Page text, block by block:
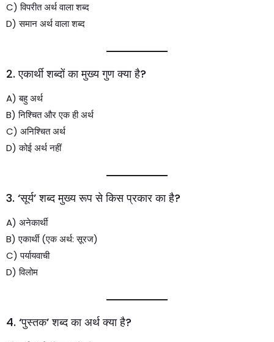
C) विपरीत अर्थ वाला शब्द
D) समान अर्थ वाला शब्द
2. एकार्थी शब्दों का मुख्य गुण क्या है?
A) बहु अर्थ
B) निश्चित और एक ही अर्थ
C) अनिश्चित अर्थ
D) कोई अर्थ नहीं
3. ‘सूर्य’ शब्द मुख्य रूप से किस प्रकार का है?
A) अनेकार्थी
B) एकार्थी (एक अर्थ: सूरज)
C) पर्यायवाची
D) विलोम
4. ‘पुस्तक’ शब्द का अर्थ क्या है?